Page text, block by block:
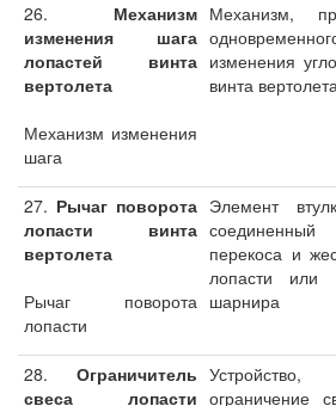
26. Механизм
изменения шага
лопастей винта
вертолета
Механизм изменения
шага
Механизм,
изменения
винта
27. Рычаг поворота
лопасти винта
вертолета
Рычаг поворота
лопасти
Элемент
перекоса и
лопасти или
шарнира
28. Ограничитель
свеса лопасти ограничение